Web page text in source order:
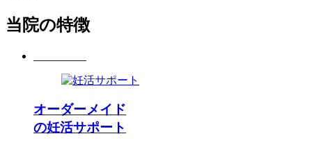
当院の特徴
オーダーメイド
の妊活サポート